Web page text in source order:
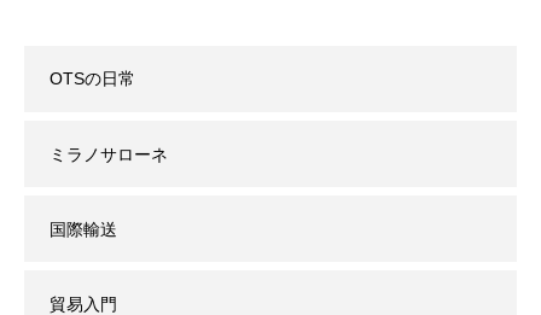
OTSの日常
ミラノサローネ
国際輸送
貿易入門